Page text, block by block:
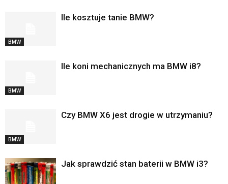
BMW
Ile kosztuje tanie BMW?
BMW
Ile koni mechanicznych ma BMW i8?
BMW
Czy BMW X6 jest drogie w utrzymaniu?
Jak sprawdzić stan baterii w BMW i3?